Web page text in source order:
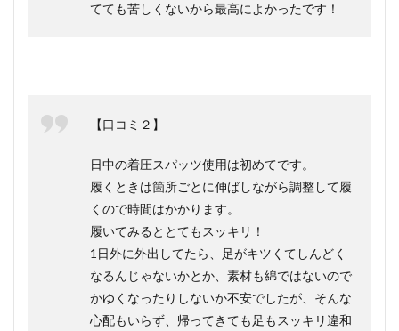
てても苦しくないから最高によかったです！
【口コミ２】
日中の着圧スパッツ使用は初めてです。
履くときは箇所ごとに伸ばしながら調整して履
くので時間はかかります。
履いてみるととてもスッキリ！
1日外に外出してたら、足がキツくてしんどく
なるんじゃないかとか、素材も綿ではないので
かゆくなったりしないか不安でしたが、そんな
心配もいらず、帰ってきても足もスッキリ違和